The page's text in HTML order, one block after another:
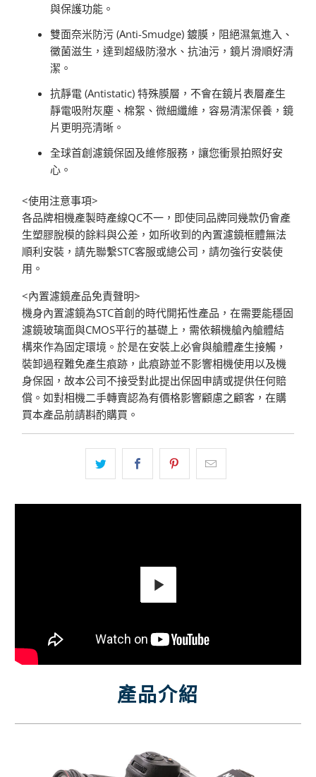
與保護功能。
雙面奈米防污 (Anti-Smudge) 鍍膜，阻絕濕氣進入、
黴菌滋生，達到超級防潑水、抗油污，鏡片滑順好清
潔。
抗靜電 (Antistatic) 特殊膜層，不會在鏡片表層產生
靜電吸附灰塵、棉絮、微細纖維，容易清潔保養，鏡
片更明亮清晰。
全球首創濾鏡保固及維修服務，讓您衝景拍照好安
心。
<使用注意事項>
各品牌相機產製時產線QC不一，即使同品牌同幾款仍會產
生塑膠脫模的餘料與公差，如所收到的內置濾鏡框體無法
順利安裝，請先聯繫STC客服或總公司，請勿強行安裝使
用。
<內置濾鏡產品免責聲明>
機身內置濾鏡為STC首創的時代開拓性產品，在需要能穩固
濾鏡玻璃面與CMOS平行的基礎上，需依賴機艙內艙體結
構來作為固定環境。於是在安裝上必會與艙體產生接觸，
裝卸過程難免產生痕跡，此痕跡並不影響相機使用以及機
身保固，故本公司不接受對此提出保固申請或提供任何賠
償。如對相機二手轉賣認為有價格影響顧慮之顧客，在購
買本產品前請斟酌購買。
Play
產品介紹